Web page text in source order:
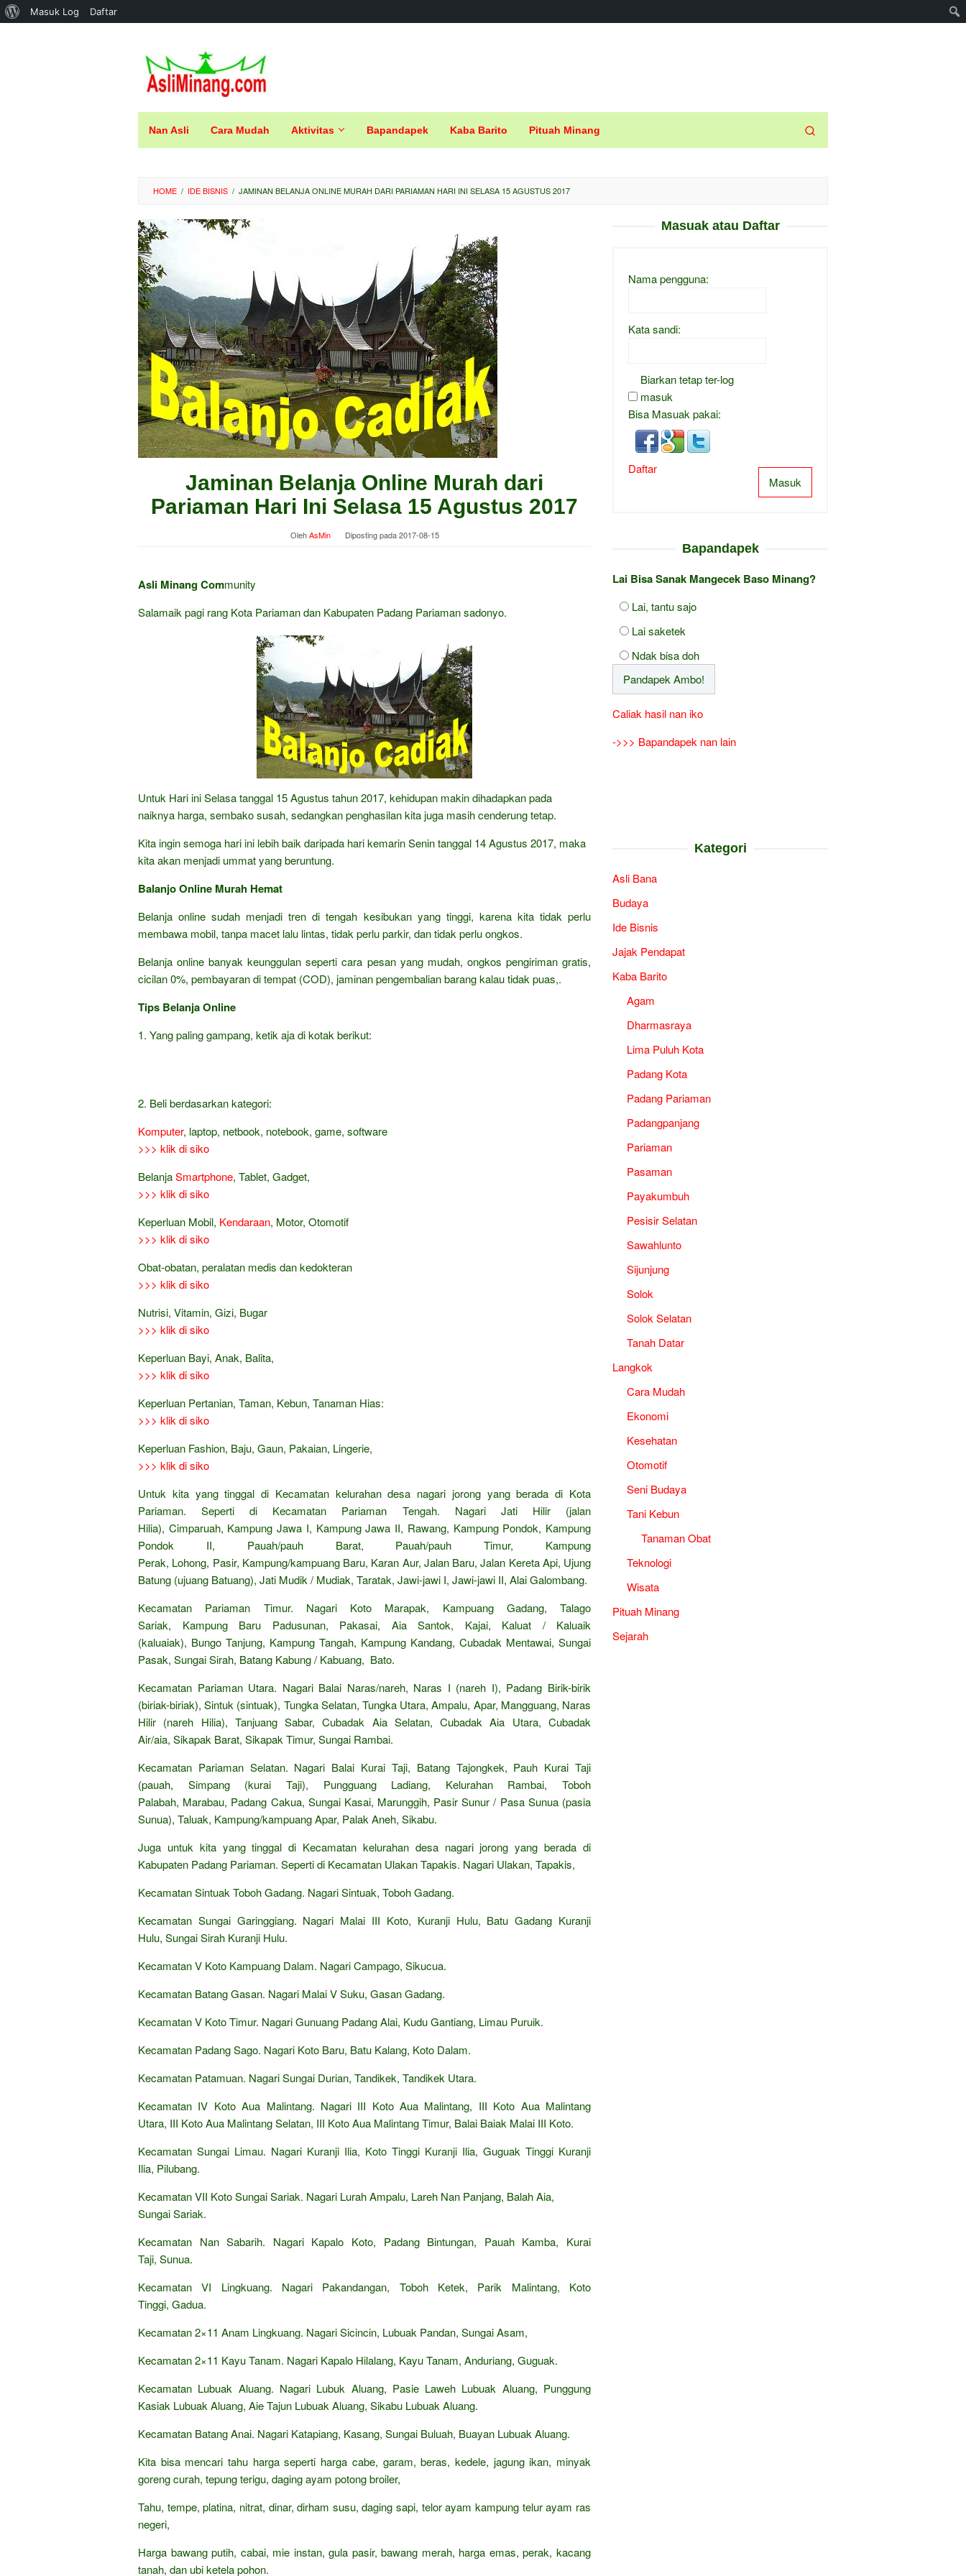
Tentang
Masuk Log Daftar
konten
Nan Asli Cara Mudah Aktivitas Bapandapek Kaba Barito Pituah Minang
HOME / IDE BISNIS / JAMINAN BELANJA ONLINE MURAH DARI PARIAMAN HARI INI SELASA 15 AGUSTUS 2017
Jaminan Belanja Online Murah dari
Pariaman Hari Ini Selasa 15 Agustus 2017
OlehAsMin Diposting pada2017-08-15
Asli Minang Community
Salamaik pagi rang Kota Pariaman dan Kabupaten Padang Pariaman sadonyo.
Untuk Hari ini Selasa tanggal 15 Agustus tahun 2017, kehidupan makin dihadapkan pada
naiknya harga, sembako susah, sedangkan penghasilan kita juga masih cenderung tetap.
Kita ingin semoga hari ini lebih baik daripada hari kemarin Senin tanggal 14 Agustus 2017, maka
kita akan menjadi ummat yang beruntung.
Balanjo Online Murah Hemat
Belanja online sudah menjadi tren di tengah kesibukan yang tinggi, karena kita tidak perlu
membawa mobil, tanpa macet lalu lintas, tidak perlu parkir, dan tidak perlu ongkos.
Belanja online banyak keunggulan seperti cara pesan yang mudah, ongkos pengiriman gratis,
cicilan 0%, pembayaran di tempat (COD), jaminan pengembalian barang kalau tidak puas,.
Tips Belanja Online
1. Yang paling gampang, ketik aja di kotak berikut:
2. Beli berdasarkan kategori:
Komputer, laptop, netbook, notebook, game, software
>>> klik di siko
BelanjaSmartphone, Tablet, Gadget,
>>> klik di siko
Keperluan Mobil, Kendaraan, Motor, Otomotif
>>> klik di siko
Obat-obatan, peralatan medis dan kedokteran
>>> klik di siko
Nutrisi, Vitamin, Gizi, Bugar
>>> klik di siko
Keperluan Bayi, Anak, Balita,
>>> klik di siko
Keperluan Pertanian, Taman, Kebun, Tanaman Hias:
>>> klik di siko
Keperluan Fashion, Baju, Gaun, Pakaian, Lingerie,
>>> klik di siko
Untuk kita yang tinggal di Kecamatan kelurahan desa nagari jorong yang berada di Kota
Pariaman. Seperti di Kecamatan Pariaman Tengah. Nagari Jati Hilir (jalan
Hilia), Cimparuah, Kampung Jawa I, Kampung Jawa II, Rawang, Kampung Pondok, Kampung
Pondok II, Pauah/pauh Barat, Pauah/pauh Timur, Kampung
Perak, Lohong, Pasir, Kampung/kampuang Baru, Karan Aur, Jalan Baru, Jalan Kereta Api, Ujung
Batung (ujuang Batuang), Jati Mudik / Mudiak, Taratak, Jawi-jawi I, Jawi-jawi II, Alai Galombang.
Kecamatan Pariaman Timur. Nagari Koto Marapak, Kampuang Gadang, Talago
Sariak, Kampung Baru Padusunan, Pakasai, Aia Santok, Kajai, Kaluat / Kaluaik
(kaluaiak), Bungo Tanjung, Kampung Tangah, Kampung Kandang, Cubadak Mentawai, Sungai
Pasak, Sungai Sirah, Batang Kabung / Kabuang, Bato.
Kecamatan Pariaman Utara. Nagari Balai Naras/nareh, Naras I (nareh I), Padang Birik-birik
(biriak-biriak), Sintuk (sintuak), Tungka Selatan, Tungka Utara, Ampalu, Apar, Mangguang, Naras
Hilir (nareh Hilia), Tanjuang Sabar, Cubadak Aia Selatan, Cubadak Aia Utara, Cubadak
Air/aia, Sikapak Barat, Sikapak Timur, Sungai Rambai.
Kecamatan Pariaman Selatan. Nagari Balai Kurai Taji, Batang Tajongkek, Pauh Kurai Taji
(pauah, Simpang (kurai Taji), Pungguang Ladiang, Kelurahan Rambai, Toboh
Palabah, Marabau, Padang Cakua, Sungai Kasai, Marunggih, Pasir Sunur / Pasa Sunua (pasia
Sunua), Taluak, Kampung/kampuang Apar, Palak Aneh, Sikabu.
Juga untuk kita yang tinggal di Kecamatan kelurahan desa nagari jorong yang berada di
Kabupaten Padang Pariaman. Seperti di Kecamatan Ulakan Tapakis. Nagari Ulakan, Tapakis,
Kecamatan Sintuak Toboh Gadang. Nagari Sintuak, Toboh Gadang.
Kecamatan Sungai Garinggiang. Nagari Malai III Koto, Kuranji Hulu, Batu Gadang Kuranji
Hulu, Sungai Sirah Kuranji Hulu.
Kecamatan V Koto Kampuang Dalam. Nagari Campago, Sikucua.
Kecamatan Batang Gasan. Nagari Malai V Suku, Gasan Gadang.
Kecamatan V Koto Timur. Nagari Gunuang Padang Alai, Kudu Gantiang, Limau Puruik.
Kecamatan Padang Sago. Nagari Koto Baru, Batu Kalang, Koto Dalam.
Kecamatan Patamuan. Nagari Sungai Durian, Tandikek, Tandikek Utara.
Kecamatan IV Koto Aua Malintang. Nagari III Koto Aua Malintang, III Koto Aua Malintang
Utara, III Koto Aua Malintang Selatan, III Koto Aua Malintang Timur, Balai Baiak Malai III Koto.
Kecamatan Sungai Limau. Nagari Kuranji Ilia, Koto Tinggi Kuranji Ilia, Guguak Tinggi Kuranji
Ilia, Pilubang.
Kecamatan VII Koto Sungai Sariak. Nagari Lurah Ampalu, Lareh Nan Panjang, Balah Aia,
Sungai Sariak.
Kecamatan Nan Sabarih. Nagari Kapalo Koto, Padang Bintungan, Pauah Kamba, Kurai
Taji, Sunua.
Kecamatan VI Lingkuang. Nagari Pakandangan, Toboh Ketek, Parik Malintang, Koto
Tinggi, Gadua.
Kecamatan 2×11 Anam Lingkuang. Nagari Sicincin, Lubuak Pandan, Sungai Asam,
Kecamatan 2×11 Kayu Tanam. Nagari Kapalo Hilalang, Kayu Tanam, Anduriang, Guguak.
Kecamatan Lubuak Aluang. Nagari Lubuk Aluang, Pasie Laweh Lubuak Aluang, Punggung
Kasiak Lubuak Aluang, Aie Tajun Lubuak Aluang, Sikabu Lubuak Aluang.
Kecamatan Batang Anai. Nagari Katapiang, Kasang, Sungai Buluah, Buayan Lubuak Aluang.
Kita bisa mencari tahu harga seperti harga cabe, garam, beras, kedele, jagung ikan, minyak
goreng curah, tepung terigu, daging ayam potong broiler,
Tahu, tempe, platina, nitrat, dinar, dirham susu, daging sapi, telor ayam kampung telur ayam ras
negeri,
Harga bawang putih, cabai, mie instan, gula pasir, bawang merah, harga emas, perak, kacang
tanah, dan ubi ketela pohon.
Masuak atau Daftar
Nama pengguna:
Kata sandi:
Biarkan tetap ter-log
masuk
Bisa Masuak pakai:
Masuk
Daftar
Bapandapek
Lai Bisa Sanak Mangecek Baso Minang?
Lai, tantu sajo
Lai saketek
Ndak bisa doh
Caliak hasil nan iko
->>> Bapandapek nan lain
Kategori
Asli Bana
Budaya
Ide Bisnis
Jajak Pendapat
Kaba Barito
Agam
Dharmasraya
Lima Puluh Kota
Padang Kota
Padang Pariaman
Padangpanjang
Pariaman
Pasaman
Payakumbuh
Pesisir Selatan
Sawahlunto
Sijunjung
Solok
Solok Selatan
Tanah Datar
Langkok
Cara Mudah
Ekonomi
Kesehatan
Otomotif
Seni Budaya
Tani Kebun
Tanaman Obat
Teknologi
Wisata
Pituah Minang
Sejarah